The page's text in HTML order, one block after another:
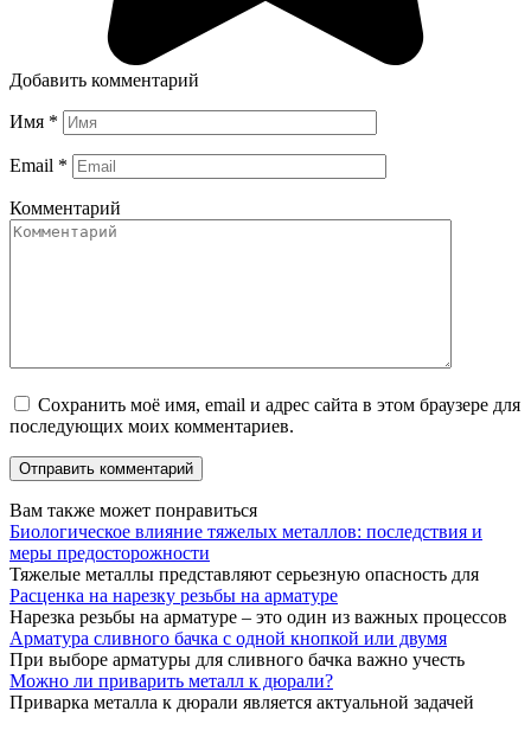
Добавить комментарий
Имя *
Email *
Комментарий
Сохранить моё имя, email и адрес сайта в этом браузере для
последующих моих комментариев.
Вам также может понравиться
Биологическое влияние тяжелых металлов: последствия и
меры предосторожности
Тяжелые металлы представляют серьезную опасность для
Расценка на нарезку резьбы на арматуре
Нарезка резьбы на арматуре – это один из важных процессов
Арматура сливного бачка с одной кнопкой или двумя
При выборе арматуры для сливного бачка важно учесть
Можно ли приварить металл к дюрали?
Приварка металла к дюрали является актуальной задачей